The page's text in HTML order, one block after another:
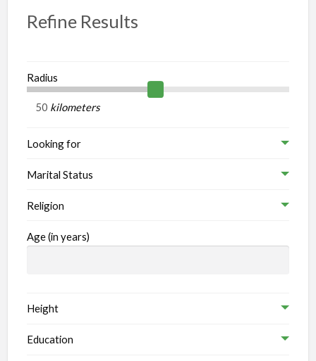
Refine Results
Radius
kilometers
Looking for
Marital Status
Religion
Age (in years)
Height
Education